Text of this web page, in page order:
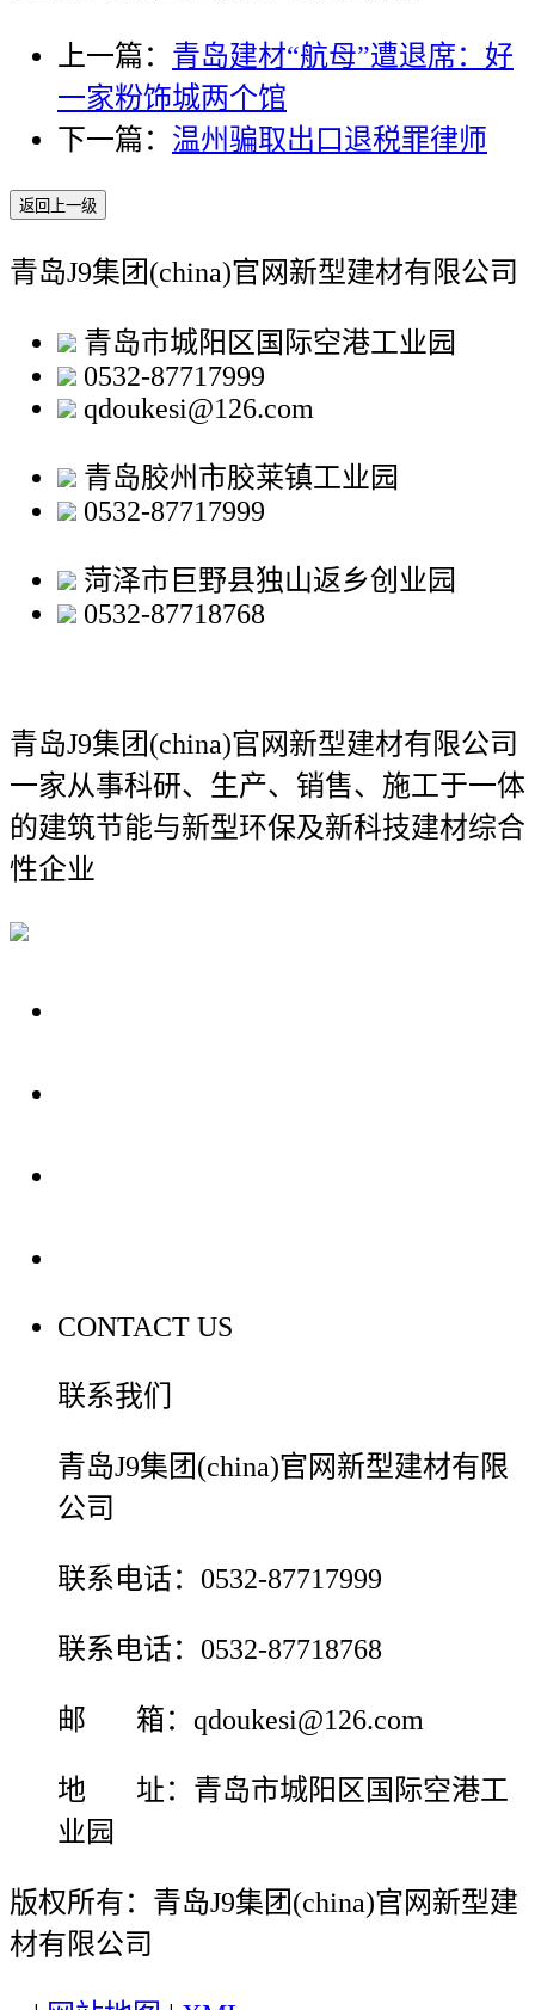
上一篇： 青岛建材“航母”遭退席：好
一家粉饰城两个馆
下一篇： 温州骗取出口退税罪律师
返回上一级
青岛J9集团(china)官网新型建材有限公司
青岛市城阳区国际空港工业园
0532-87717999
qdoukesi@126.com
青岛胶州市胶莱镇工业园
0532-87717999
菏泽市巨野县独山返乡创业园
0532-87718768
青岛J9集团(china)官网新型建材有限公司
一家从事科研、生产、销售、施工于一体
的建筑节能与新型环保及新科技建材综合
性企业
CONTACT US
联系我们
青岛J9集团(china)官网新型建材有限
公司
联系电话：0532-87717999
联系电话：0532-87718768
邮 箱：qdoukesi@126.com
地 址：青岛市城阳区国际空港工
业园
版权所有：青岛J9集团(china)官网新型建
材有限公司